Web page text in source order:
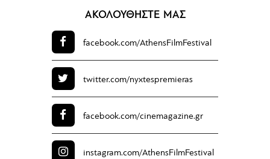
ΑΚΟΛΟΥΘΗΣΤΕ ΜΑΣ
facebook.com/AthensFilmFestival
twitter.com/nyxtespremieras
facebook.com/cinemagazine.gr
instagram.com/AthensFilmFestival